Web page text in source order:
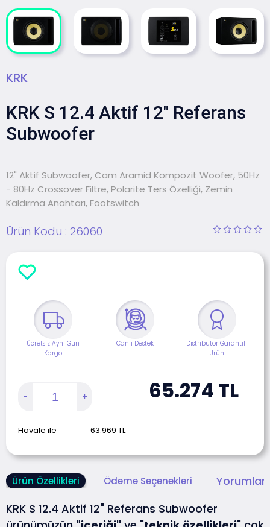
KRK
KRK S 12.4 Aktif 12" Referans
Subwoofer
12" Aktif Subwoofer, Cam Aramid Kompozit Woofer, 50Hz
- 80Hz Crossover Filtre, Polarite Ters Özelliği, Zemin
Kaldırma Anahtarı, Footswitch
Ürün Kodu : 26060
Ücretsiz Aynı Gün
Kargo
Canlı Destek
Distribütör Garantili
Ürün
65.274 TL
Havale ile 63.969 TL
Ürün Özellikleri Ödeme Seçenekleri
KRK S 12.4 Aktif 12" Referans Subwoofer